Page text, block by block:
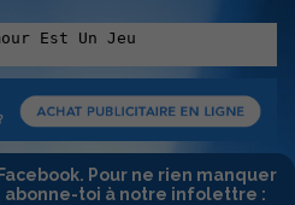
Pour ne rien manquer
abonne-toi à notre infolettre :